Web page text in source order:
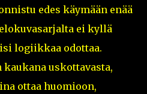
edes käymään enää
ei kyllä
logiikkaa odottaa.
uskottavasta,
ottaa huomioon,